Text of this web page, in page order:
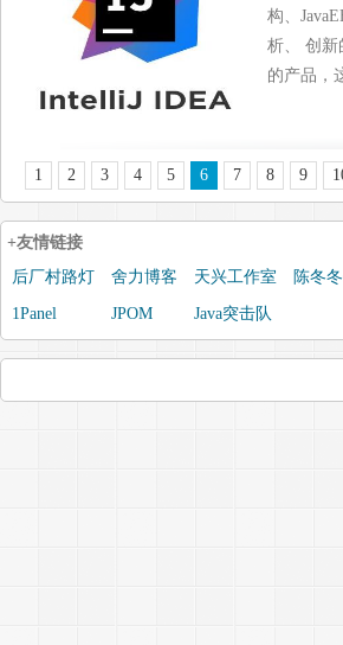
构、
析、 创新
的产品，
1 2 3 4 5 6 7 8 9
+友情链接
后厂村路灯
舍力博客 天兴工作室 陈冬
1Panel JPOM Java突击队